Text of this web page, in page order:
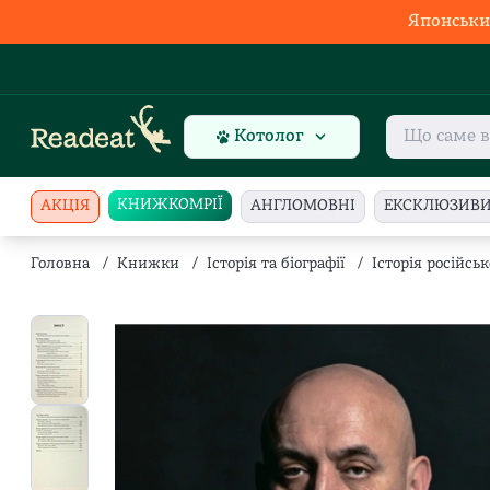
Котолог
АКЦІЯ КНИЖКОМРІЇ АНГЛОМОВНІ
Головна / Книжки / Історія та біографії / Історія